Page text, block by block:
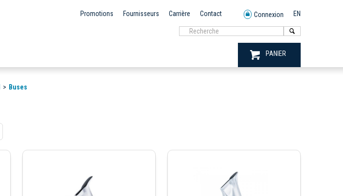
Promotions Fournisseurs Carrière Contact Connexion EN
PANIER
Buses